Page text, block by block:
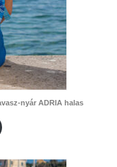
nyár ADRIA halas